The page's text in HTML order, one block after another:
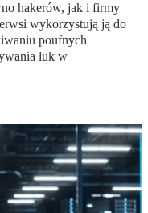
hakerów, jak i firmy
wykorzystują ją do
poufnych
luk w